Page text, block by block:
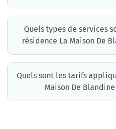
Quels types de services
résidence La Maison De
Quels sont les tarifs
Maison De